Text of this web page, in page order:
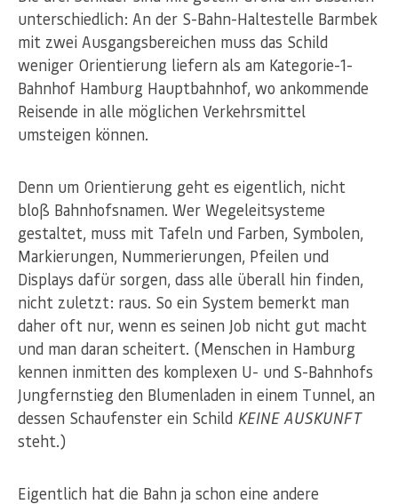
unterschiedlich: An der S-Bahn-Haltestelle Barmbek
mit zwei Ausgangsbereichen muss das Schild
weniger Orientierung liefern als am Kategorie-1-
Bahnhof Hamburg Hauptbahnhof, wo ankommende
Reisende in alle möglichen Verkehrsmittel
umsteigen können.
Denn um Orientierung geht es eigentlich, nicht
bloß Bahnhofsnamen. Wer Wegeleitsysteme
gestaltet, muss mit Tafeln und Farben, Symbolen,
Markierungen, Nummerierungen, Pfeilen und
Displays dafür sorgen, dass alle überall hin finden,
nicht zuletzt: raus. So ein System bemerkt man
daher oft nur, wenn es seinen Job nicht gut macht
und man daran scheitert. (Menschen in Hamburg
kennen inmitten des komplexen U- und S-Bahnhofs
Jungfernstieg den Blumenladen in einem Tunnel, an
dessen Schaufenster ein Schild KEINE AUSKUNFT
steht.)
Eigentlich hat die Bahn ja schon eine andere